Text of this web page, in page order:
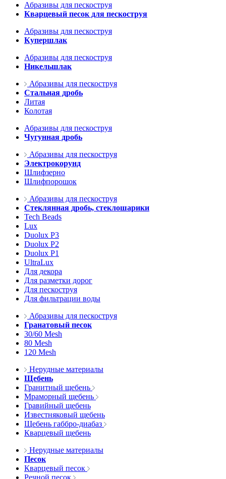
Абразивы для пескоструя
Кварцевый песок для пескоструя
Абразивы для пескоструя
Купершлак
Абразивы для пескоструя
Никельшлак
Абразивы для пескоструя
Стальная дробь
Литая
Колотая
Абразивы для пескоструя
Чугунная дробь
Абразивы для пескоструя
Электрокорунд
Шлифзерно
Шлифпорошок
Абразивы для пескоструя
Стеклянная дробь, стеклошарики
Tech Beads
Lux
Duolux P3
Duolux P2
Duolux P1
UltraLux
Для декора
Для разметки дорог
Для пескоструя
Для фильтрации воды
Абразивы для пескоструя
Гранатовый песок
30/60 Mesh
80 Mesh
120 Mesh
Нерудные материалы
Щебень
Гранитный щебень
Мраморный щебень
Гравийный щебень
Известняковый щебень
Щебень габбро-диабаз
Кварцевый щебень
Нерудные материалы
Песок
Кварцевый песок
Речной песок